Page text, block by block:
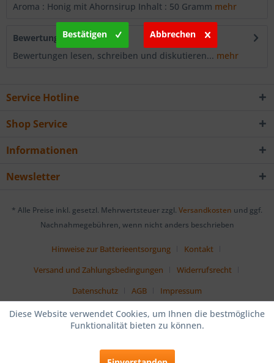
Aroma : Honig mit Ahornsirup Inhalt : 50 Gramm mehr
Bewertungen
0
Bewertungen lesen, schreiben und diskutieren... mehr
Service Hotline
Shop Service
Informationen
Newsletter
* Alle Preise inkl. gesetzl. Mehrwertsteuer zzgl. Versandkosten und ggf.
Nachnahmegebühren, wenn nicht anders beschrieben
Hinweise zur Batterieentsorgung
Kontakt
Versand und Zahlungsbedingungen
Widerrufsrecht
Datenschutz
AGB Impressum
Diese Website verwendet Cookies, um Ihnen die bestmögliche
Funktionalität bieten zu können.
Bestätigen Abbrechen